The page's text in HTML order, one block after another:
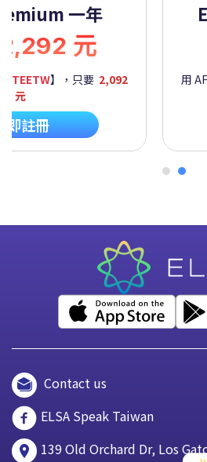
一年
2,292 元
】，只要 2,092
元
即註冊
用
Contact us
ELSA Speak Taiwan
139 Old Orchard Dr, Los